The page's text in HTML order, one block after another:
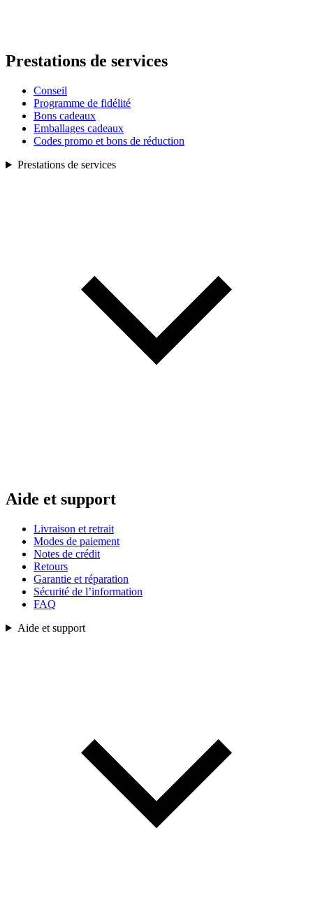
Prestations de services
Conseil
Programme de fidélité
Bons cadeaux
Emballages cadeaux
Codes promo et bons de réduction
Prestations de services
Aide et support
Livraison et retrait
Modes de paiement
Notes de crédit
Retours
Garantie et réparation
Sécurité de l’information
FAQ
Aide et support